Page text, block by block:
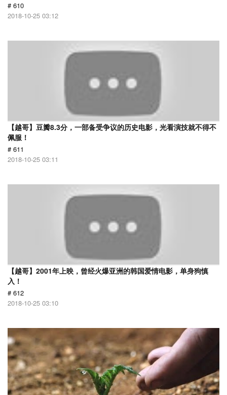
# 610
2018-10-25 03:12
【越哥】豆瓣8.3分，一部备受争议的历史电影，光看演技就不得不
佩服！
# 611
2018-10-25 03:11
【越哥】2001年上映，曾经火爆亚洲的韩国爱情电影，单身狗慎
入！
# 612
2018-10-25 03:10